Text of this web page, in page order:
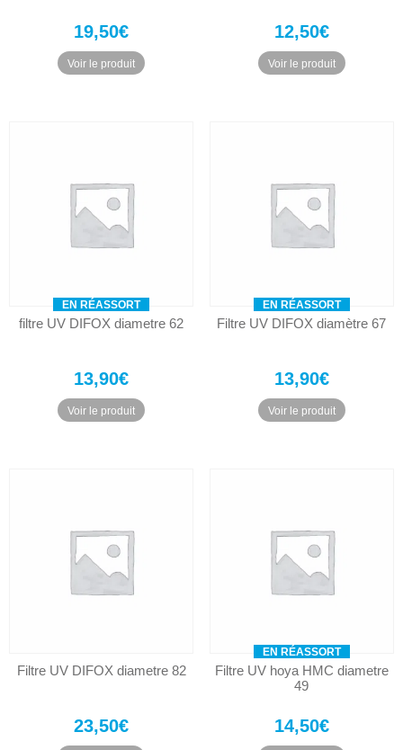
19,50€
Voir le produit
12,50€
Voir le produit
EN RÉASSORT
filtre UV DIFOX diametre 62
13,90€
Voir le produit
EN RÉASSORT
Filtre UV DIFOX diamètre 67
13,90€
Voir le produit
Filtre UV DIFOX diametre 82
23,50€
EN RÉASSORT
Filtre UV hoya HMC diametre
49
14,50€